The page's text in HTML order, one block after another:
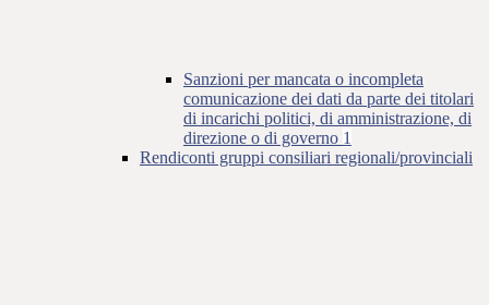
Sanzioni per mancata o incompleta
comunicazione dei dati da parte dei titolari
di incarichi politici, di amministrazione, di
direzione o di governo 1
Rendiconti gruppi consiliari regionali/provinciali